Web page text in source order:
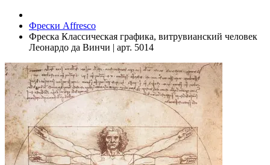
Фрески Affresco
Фреска Классическая графика, витрувианский человек
Леонардо да Винчи | арт. 5014